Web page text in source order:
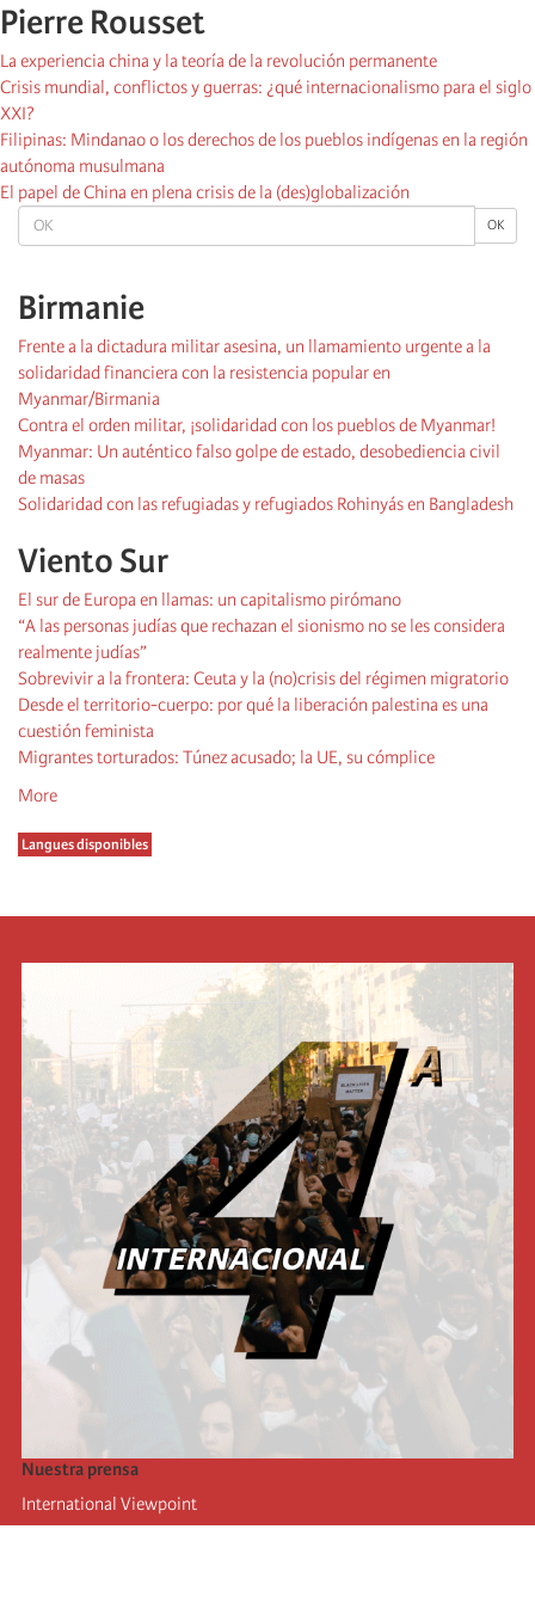
OK OK
Birmanie
Frente a la dictadura militar asesina, un llamamiento urgente a la
solidaridad financiera con la resistencia popular en
Myanmar/Birmania
Contra el orden militar, ¡solidaridad con los pueblos de Myanmar!
Myanmar: Un auténtico falso golpe de estado, desobediencia civil
de masas
Solidaridad con las refugiadas y refugiados Rohinyás en Bangladesh
Viento Sur
El sur de Europa en llamas: un capitalismo pirómano
“A las personas judías que rechazan el sionismo no se les considera
realmente judías”
Sobrevivir a la frontera: Ceuta y la (no)crisis del régimen migratorio
Desde el territorio-cuerpo: por qué la liberación palestina es una
cuestión feminista
Migrantes torturados: Túnez acusado; la UE, su cómplice
More
Langues disponibles
Pierre Rousset
La experiencia china y la teoría de la revolución permanente
Crisis mundial, conflictos y guerras: ¿qué internacionalismo para el siglo
XXI?
Filipinas: Mindanao o los derechos de los pueblos indígenas en la región
autónoma musulmana
El papel de China en plena crisis de la (des)globalización
Nuestra prensa
International Viewpoint